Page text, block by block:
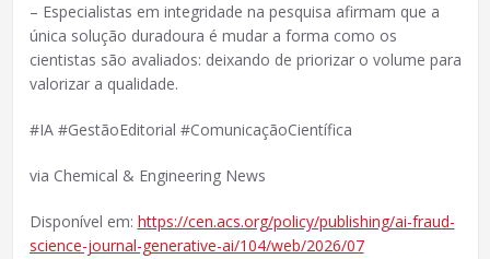
– Especialistas em integridade na pesquisa afirmam que a
única solução duradoura é mudar a forma como os
cientistas são avaliados: deixando de priorizar o volume para
valorizar a qualidade.
#IA #GestãoEditorial #ComunicaçãoCientífica
via Chemical & Engineering News
Disponível em: https://cen.acs.org/policy/publishing/ai-fraud-
science-journal-generative-ai/104/web/2026/07